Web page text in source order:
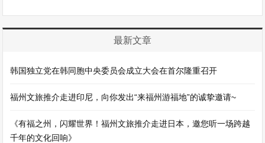
最新文章
韩国独立党在韩同胞中央委员会成立大会在首尔隆重召开
福州文旅推介走进印尼，向你发出“来福州游福地”的诚挚邀请~
《有福之州，闪耀世界！福州文旅推介走进日本，邀您听一场跨越
千年的文化回响》